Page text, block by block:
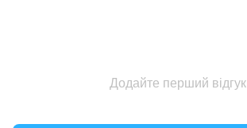
Додайте перший відгук